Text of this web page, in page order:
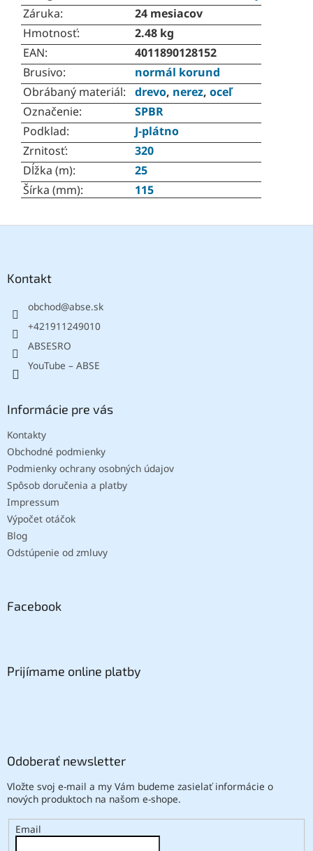
Záruka:
24 mesiacov
Hmotnosť:
2.48 kg
EAN:
4011890128152
Brusivo:
normál korund
Obrábaný materiál: drevo, nerez, oceľ
Označenie:
SPBR
Podklad:
J-plátno
Zrnitosť:
320
Dĺžka (m):
25
Šírka (mm): 115
Kontakt
obchod@abse.sk
+421911249010
ABSESRO
YouTube – ABSE
Informácie pre vás
Kontakty
Obchodné podmienky
Podmienky ochrany osobných údajov
Spôsob doručenia a platby
Impressum
Výpočet otáčok
Blog
Odstúpenie od zmluvy
Facebook
Prijímame online platby
Odoberať newsletter
Vložte svoj e-mail a my Vám budeme zasielať informácie o
nových produktoch na našom e-shope.
Email